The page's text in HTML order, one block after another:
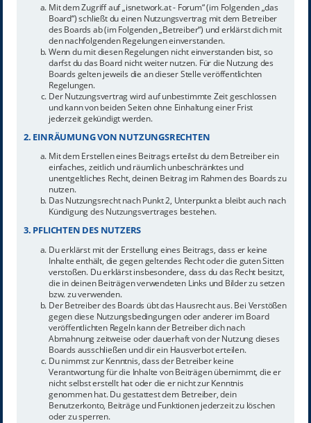
Mit dem Zugriff auf „isnetwork.at - Forum“ (im Folgenden „das
Board“) schließt du einen Nutzungsvertrag mit dem Betreiber
des Boards ab (im Folgenden „Betreiber“) und erklärst dich mit
den nachfolgenden Regelungen einverstanden.
Wenn du mit diesen Regelungen nicht einverstanden bist, so
darfst du das Board nicht weiter nutzen. Für die Nutzung des
Boards gelten jeweils die an dieser Stelle veröffentlichten
Regelungen.
Der Nutzungsvertrag wird auf unbestimmte Zeit geschlossen
und kann von beiden Seiten ohne Einhaltung einer Frist
jederzeit gekündigt werden.
2. EINRÄUMUNG VON NUTZUNGSRECHTEN
Mit dem Erstellen eines Beitrags erteilst du dem Betreiber ein
einfaches, zeitlich und räumlich unbeschränktes und
unentgeltliches Recht, deinen Beitrag im Rahmen des Boards zu
nutzen.
Das Nutzungsrecht nach Punkt 2, Unterpunkt a bleibt auch nach
Kündigung des Nutzungsvertrages bestehen.
3. PFLICHTEN DES NUTZERS
Du erklärst mit der Erstellung eines Beitrags, dass er keine
Inhalte enthält, die gegen geltendes Recht oder die guten Sitten
verstoßen. Du erklärst insbesondere, dass du das Recht besitzt,
die in deinen Beiträgen verwendeten Links und Bilder zu setzen
bzw. zu verwenden.
Der Betreiber des Boards übt das Hausrecht aus. Bei Verstößen
gegen diese Nutzungsbedingungen oder anderer im Board
veröffentlichten Regeln kann der Betreiber dich nach
Abmahnung zeitweise oder dauerhaft von der Nutzung dieses
Boards ausschließen und dir ein Hausverbot erteilen.
Du nimmst zur Kenntnis, dass der Betreiber keine
Verantwortung für die Inhalte von Beiträgen übernimmt, die er
nicht selbst erstellt hat oder die er nicht zur Kenntnis
genommen hat. Du gestattest dem Betreiber, dein
Benutzerkonto, Beiträge und Funktionen jederzeit zu löschen
oder zu sperren.